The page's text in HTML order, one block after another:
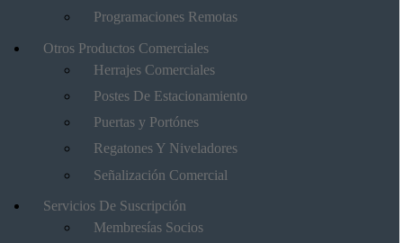
Programaciones Remotas
Otros Productos Comerciales
Herrajes Comerciales
Postes De Estacionamiento
Puertas y Portónes
Regatones Y Niveladores
Señalización Comercial
Servicios De Suscripción
Membresías Socios